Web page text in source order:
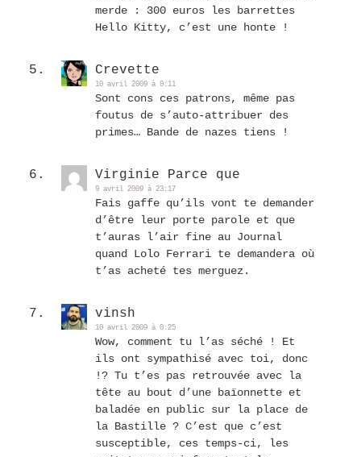
merde : 300 euros les barrettes
Hello Kitty, c’est une honte !
Crevette
10 avril 2009 à 0:11
Sont cons ces patrons, même pas
foutus de s’auto-attribuer des
primes… Bande de nazes tiens !
Virginie Parce que
9 avril 2009 à 23:17
Fais gaffe qu’ils vont te demander
d’être leur porte parole et que
t’auras l’air fine au Journal
quand Lolo Ferrari te demandera où
t’as acheté tes merguez.
vinsh
10 avril 2009 à 0:25
Wow, comment tu l’as séché ! Et
ils ont sympathisé avec toi, donc
!? Tu t’es pas retrouvée avec la
tête au bout d’une baïonnette et
baladée en public sur la place de
la Bastille ? C’est que c’est
susceptible, ces temps-ci, les